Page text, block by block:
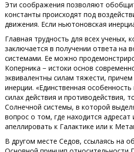
Эти соображения позволяют
константы происходят под
движения. Если ньютоновская
Главная трудность для всех
заключается в получении ответа на
системами. Ее можно
Коперника − истоки основ
эквивалентны силам тяжести,
инерции. «Единственная
силах действия и противодействия,
Солнечной системы, в которой
вопрос о том, где находится
апеллировать к Галактике или к
В другом месте Седов, ссылаясь на